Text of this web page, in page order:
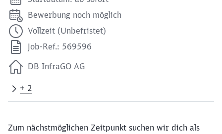
Bewerbung noch möglich
Vollzeit (Unbefristet)
Job-Ref.: 569596
DB InfraGO AG
+ 2
Zum nächstmöglichen Zeitpunkt suchen wir dich als